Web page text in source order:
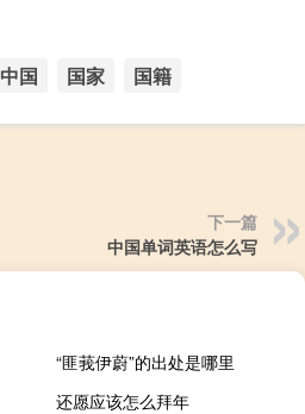
中国 国家 国籍
下一篇
中国单词英语怎么写
“匪莪伊蔚”的出处是哪里
还愿应该怎么拜年